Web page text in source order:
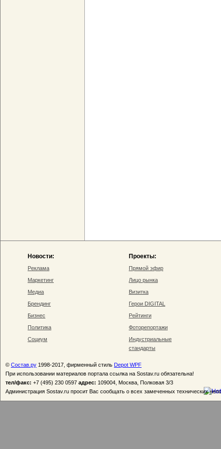
Новости:
Реклама
Маркетинг
Медиа
Брендинг
Бизнес
Политика
Социум
Проекты:
Прямой эфир
Лицо рынка
Визитка
Герои DIGITAL
Рейтинги
Фоторепортажи
Индустриальные
стандарты
© Состав.ру 1998-2017, фирменный стиль Depot WPF
При использовании материалов портала ссылка на Sostav.ru обязательна!
тел/факс: +7 (495) 230 0597 адрес: 109004, Москва, Полковая 3/3
Администрация Sostav.ru просит Вас сообщать о всех замеченных технических